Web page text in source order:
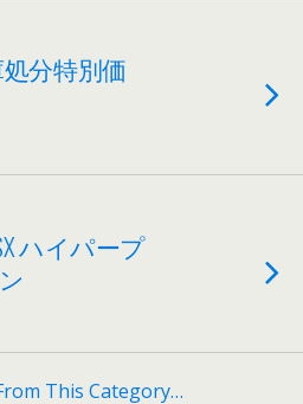
分特別価
ハイパープ
This Category…